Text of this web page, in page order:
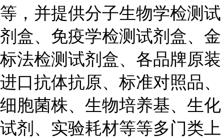
等，并提供分子生物学检测试
剂盒、免疫学检测试剂盒、金
标法检测试剂盒、各品牌原装
进口抗体抗原、标准对照品、
细胞菌株、生物培养基、生化
试剂、实验耗材等等多门类上